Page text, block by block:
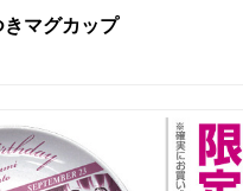
マグカップ